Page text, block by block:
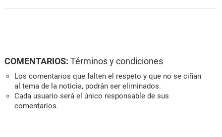
COMENTARIOS: Términos y condiciones
Los comentarios que falten el respeto y que no se ciñan
al tema de la noticia, podrán ser eliminados.
Cada usuario será el único responsable de sus
comentarios.